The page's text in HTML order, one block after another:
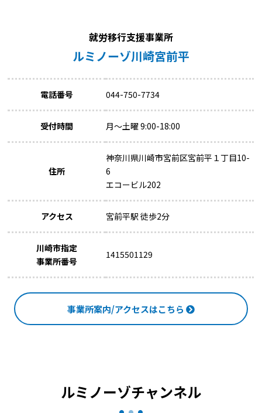
就労移行支援事業所
ルミノーゾ川崎宮前平
電話番号 044-750-7734
受付時間 月～土曜 9:00-18:00
住所
神奈川県川崎市宮前区宮前平１丁目10-
6
エコービル202
アクセス 宮前平駅 徒歩2分
川崎市指定
事業所番号
1415501129
事業所案内/アクセスはこちら
ルミノーゾチャンネル